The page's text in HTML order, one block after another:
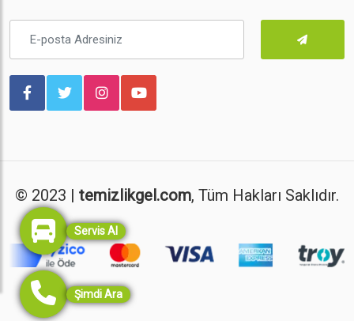
© 2023 | temizlikgel.com, Tüm Hakları Saklıdır.
Servis Al
Şimdi Ara